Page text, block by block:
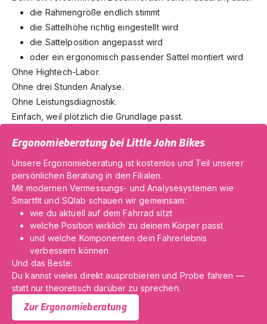
die Rahmengröße endlich stimmt
die Sattelhöhe richtig eingestellt wird
die Sattelposition angepasst wird
oder ein ergonomisch passender Sattel montiert wird
Ohne Hightech-Labor.
Ohne drei Stunden Analyse.
Ohne Leistungsdiagnostik.
Einfach, weil plötzlich die Grundlage passt.
Ergonomieberatung bei Little John Bikes
Unsere Ergonomieberatung ist kostenlos und Teil unserer
persönlichen Beratung in den Filialen.
Mit modernen Vermessungs- und Analysesystemen wie
Smartfit und SQlab schauen wir gemeinsam:
wie du aktuell auf dem Fahrrad sitzt
welche Position wirklich zu deinem Körper passt
und welche Komponenten dein Fahrerlebnis
verbessern können
Und das Beste:
Du kannst vieles direkt ausprobieren und Probe fahren —
statt nur theoretisch darüber zu sprechen.
Zur Ergonomieberatung